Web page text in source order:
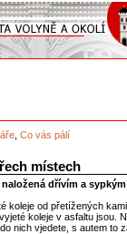
Co vás pálí
místech
dřívím a
koleje od přetížených
koleje v asfaltu jsou.
nich vjedete, s autem to